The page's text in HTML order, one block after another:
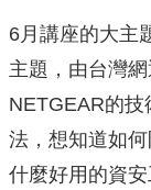
6月講座的大主
主題，由台灣
NETGEAR的
法，想知道如
什麼好用的資安